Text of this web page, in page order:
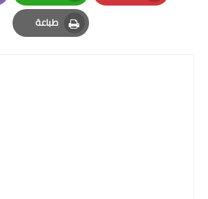
Pinterest
Whatsapp
طباعة
Print